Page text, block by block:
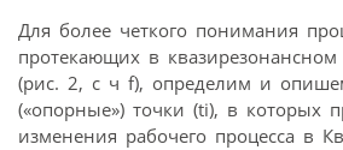
Для более четкого понимания
протекающих в квазирезонансном
(рис. 2, c ч f), определим и
(«опорные») точки (ti), в которых
изменения рабочего процесса в